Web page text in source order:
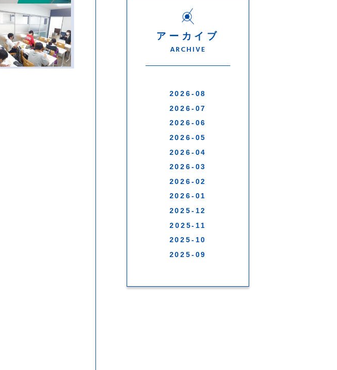
アーカイブ
ARCHIVE
2026-08
2026-07
2026-06
2026-05
2026-04
2026-03
2026-02
2026-01
2025-12
2025-11
2025-10
2025-09